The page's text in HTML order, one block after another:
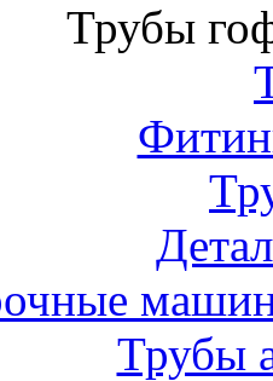
Трубы
Трубы